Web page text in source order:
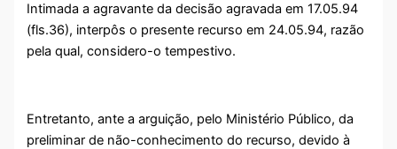
Intimada a agravante da decisão agravada em 17.05.94
(fls.36), interpôs o presente recurso em 24.05.94, razão
pela qual, considero-o tempestivo.
Entretanto, ante a arguição, pelo Ministério Público, da
preliminar de não-conhecimento do recurso, devido à